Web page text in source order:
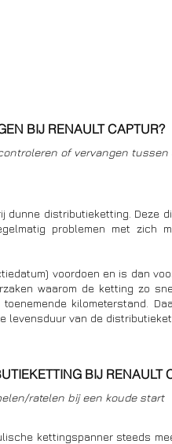
BIJ RENAULT CAPTUR?
of vervangen tussen
dunne distributieketting. Deze
problemen met zich
voordoen en is dan
waarom de ketting zo
kilometerstand.
levensduur van de
BIJ RENAULT
ratelen bij een koude start
kettingspanner steeds